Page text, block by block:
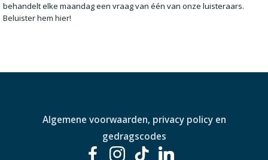
behandelt elke maandag een vraag van één van onze luisteraars.
Beluister hem hier!
Algemene voorwaarden, privacy policy en
gedragscodes